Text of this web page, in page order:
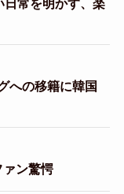
への移籍に韓国
ン驚愕